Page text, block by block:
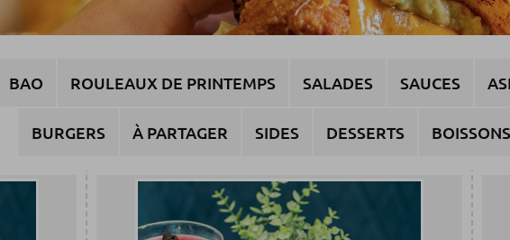
BAO ROULEAUX DE PRINTEMPS SALADES SAUCES
BURGERS À PARTAGER SIDES DESSERTS BOISSONS